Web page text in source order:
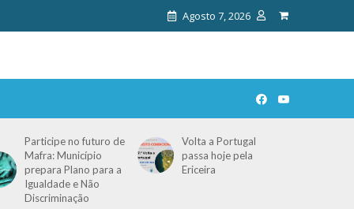
Agosto 7, 2026
Participe no futuro de
Mafra: Município
prepara Plano para a
Igualdade e Não
Discriminação
Volta a Portugal
passa hoje pela
Ericeira